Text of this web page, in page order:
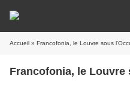
Accueil » Francofonia, le Louvre sous
Francofonia, le